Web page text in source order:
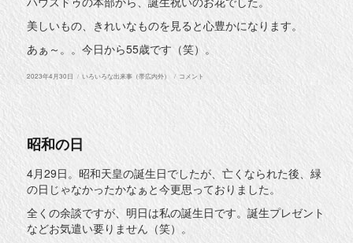
美しいもの、きれいなものを見ると心豊かになります。
あぁ～。。今日から55歳です（笑）。
投
2023年4月30日
カ
いろいろな出来事（帯広内外）
お
コメント
昭和の日
4月29日。昭和天皇の誕生日でしたが、亡くなられた後、緑
の日じゃなかったかなぁと今更思っておりました。
全くの余談ですが、明日は私の誕生日です。誕生プレゼント
などお気遣い要りません（笑）。